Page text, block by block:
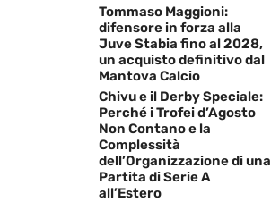
Tommaso Maggioni:
difensore in forza alla
Juve Stabia fino al 2028,
un acquisto definitivo dal
Mantova Calcio
Chivu e il Derby Speciale:
Perché i Trofei d’Agosto
Non Contano e la
Complessità
dell’Organizzazione di una
Partita di Serie A
all’Estero